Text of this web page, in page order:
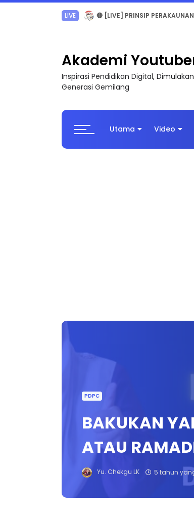
TRANSFORMASI DIGITAL GURU SIRI
Akademi
Inspirasi Pendidikan Digital,
Generasi Gemilang
Utama Video
PDPC
BAKUKAN
ATAU
Yu. Chekgu LK 5 tahun